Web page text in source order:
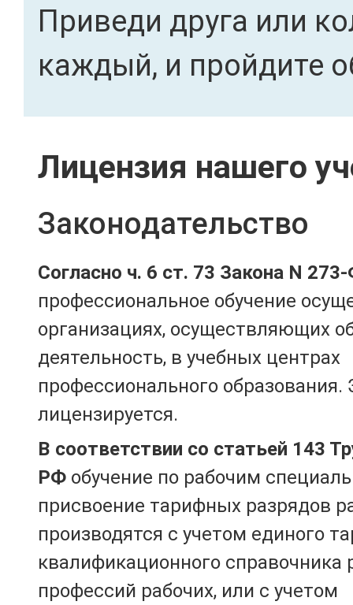
Приведи друга или
каждый, и пройдите
Лицензия нашего
Законодательство
Согласно ч. 6 ст. 73 Закона N
профессиональное обучение
организациях, осуществляющих
деятельность, в учебных центрах
профессионального образования.
лицензируется.
В соответствии со статьей 143
РФ обучение по рабочим
присвоение тарифных разрядов
производятся с учетом единого
квалификационного справочника
профессий рабочих, или с учетом